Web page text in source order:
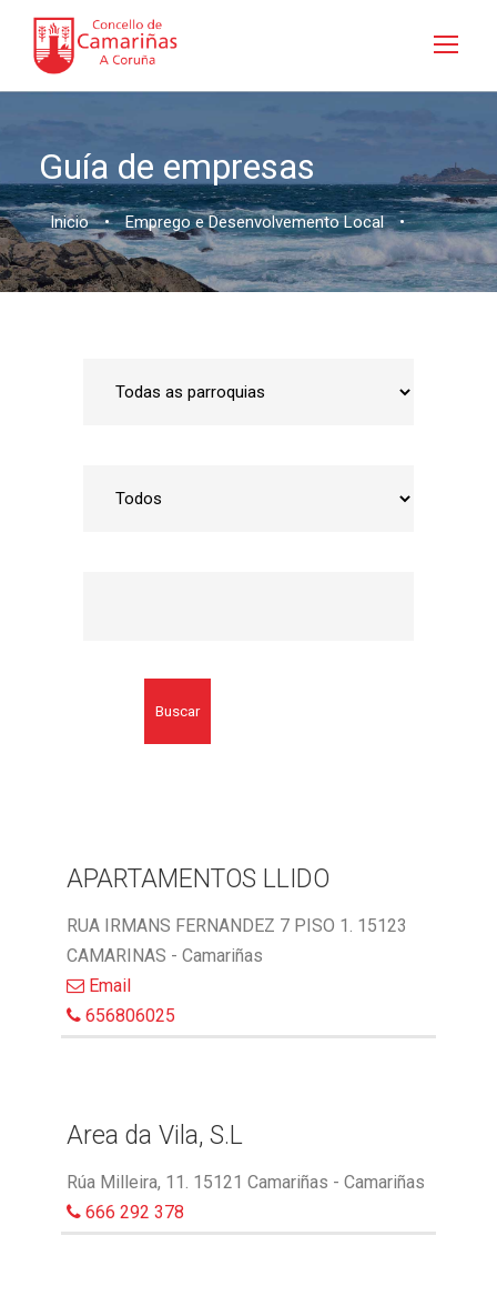
Guía de empresas
Inicio • Emprego e Desenvolvemento Local •
Buscar
APARTAMENTOS LLIDO
RUA IRMANS FERNANDEZ 7 PISO 1. 15123
CAMARINAS - Camariñas
Email
656806025
Area da Vila, S.L
Rúa Milleira, 11. 15121 Camariñas - Camariñas
666 292 378